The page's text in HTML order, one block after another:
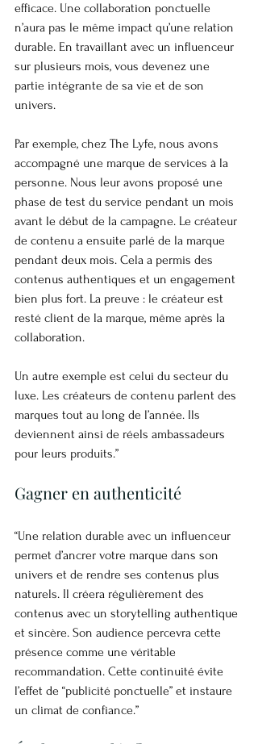
efficace. Une collaboration ponctuelle
n’aura pas le même impact qu’une relation
durable. En travaillant avec un influenceur
sur plusieurs mois, vous devenez une
partie intégrante de sa vie et de son
univers.
Par exemple, chez The Lyfe, nous avons
accompagné une marque de services à la
personne. Nous leur avons proposé une
phase de test du service pendant un mois
avant le début de la campagne. Le créateur
de contenu a ensuite parlé de la marque
pendant deux mois. Cela a permis des
contenus authentiques et un engagement
bien plus fort. La preuve : le créateur est
resté client de la marque, même après la
collaboration.
Un autre exemple est celui du secteur du
luxe. Les créateurs de contenu parlent des
marques tout au long de l’année. Ils
deviennent ainsi de réels ambassadeurs
pour leurs produits.”
Gagner en authenticité
“Une relation durable avec un influenceur
permet d’ancrer votre marque dans son
univers et de rendre ses contenus plus
naturels. Il créera régulièrement des
contenus avec un storytelling authentique
et sincère. Son audience percevra cette
présence comme une véritable
recommandation. Cette continuité évite
l’effet de “publicité ponctuelle” et instaure
un climat de confiance.”